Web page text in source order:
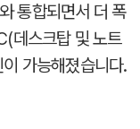
통합되면서 더 폭
데스크탑 및 노트
가능해졌습니다.